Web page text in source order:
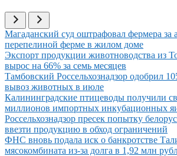
Иллюстрация новости
Магаданский суд оштрафовал фермера за
перепелиной ферме в жилом доме
Иллюстрация новости
Экспорт продукции животноводства из
вырос на 66% за семь месяцев
Иллюстрация новости
Тамбовский Россельхознадзор одобрил
вывоз животных в июле
Иллюстрация новости
Калининградские птицеводы получили
миллионов импортных инкубационных
Иллюстрация новости
Россельхознадзор пресек попытку
ввезти продукцию в обход ограничений
Иллюстрация новости
ФНС вновь подала иск о банкротстве
мясокомбината из-за долга в 1,92 млн